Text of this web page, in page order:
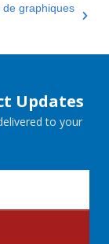
graphiques
Updates
to your